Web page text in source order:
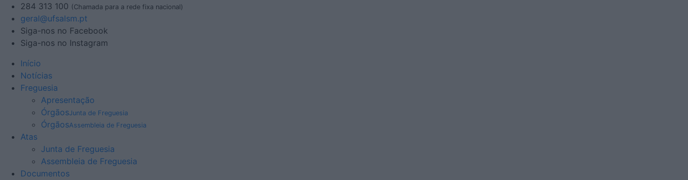
284 313 100 (Chamada para a rede fixa nacional)
geral@ufsalsm.pt
Siga-nos no Facebook
Siga-nos no Instagram
Início
Notícias
Freguesia
Apresentação
ÓrgãosJunta de Freguesia
ÓrgãosAssembleia de Freguesia
Atas
Junta de Freguesia
Assembleia de Freguesia
Documentos